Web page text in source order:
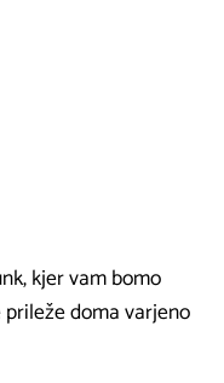
kjer vam bomo
doma varjeno